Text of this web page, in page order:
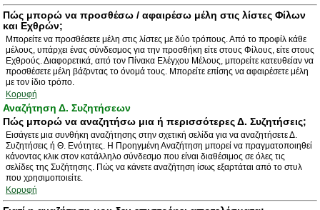
Πώς μπορώ να προσθέσω / αφαιρέσω μέλη στις λίστες Φίλων
και Εχθρών;
Μπορείτε να προσθέσετε μέλη στις λίστες με δύο τρόπους. Από το προφίλ κάθε
μέλους, υπάρχει ένας σύνδεσμος για την προσθήκη είτε στους Φίλους, είτε στους
Εχθρούς. Διαφορετικά, από τον Πίνακα Ελέγχου Μέλους, μπορείτε κατευθείαν να
προσθέσετε μέλη βάζοντας το όνομά τους. Μπορείτε επίσης να αφαιρέσετε μέλη
με τον ίδιο τρόπο.
Κορυφή
Αναζήτηση Δ. Συζητήσεων
Πώς μπορώ να αναζητήσω μια ή περισσότερες Δ. Συζητήσεις;
Εισάγετε μια συνθήκη αναζήτησης στην σχετική σελίδα για να αναζητήσετε Δ.
Συζητήσεις ή Θ. Ενότητες. Η Προηγμένη Αναζήτηση μπορεί να πραγματοποιηθεί
κάνοντας κλικ στον κατάλληλο σύνδεσμο που είναι διαθέσιμος σε όλες τις
σελίδες της Συζήτησης. Πώς να κάνετε αναζήτηση ίσως εξαρτάται από το στυλ
που χρησιμοποιείτε.
Κορυφή